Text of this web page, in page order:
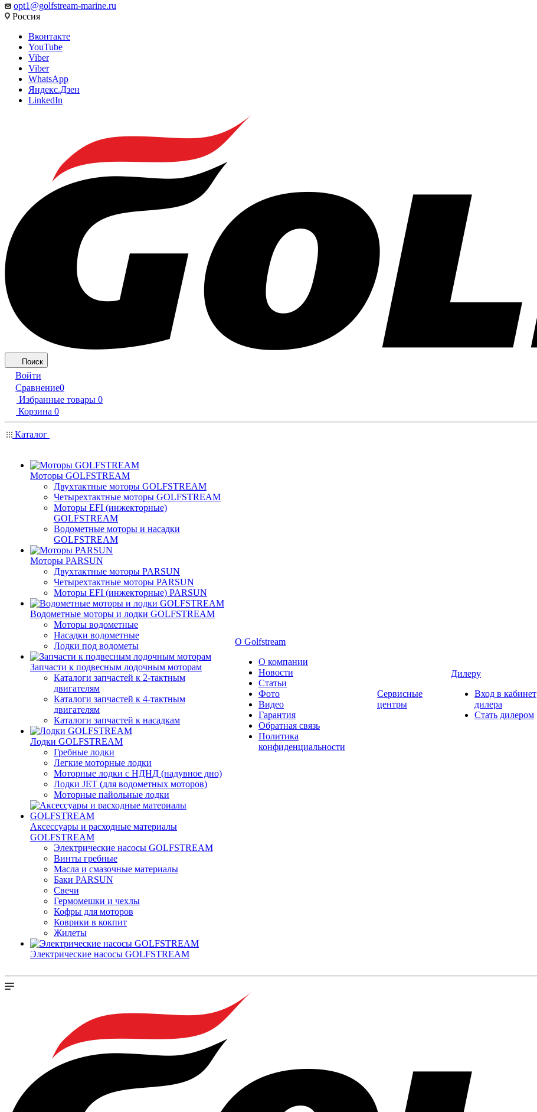
opt1@golfstream-marine.ru
Россия
Вконтакте
YouTube
Viber
Viber
WhatsApp
Яндекс.Дзен
LinkedIn
Поиск
Войти
Сравнение0
Избранные товары 0
Корзина 0
Каталог
Моторы GOLFSTREAM
Двухтактные моторы GOLFSTREAM
Четырехтактные моторы GOLFSTREAM
Моторы EFI (инжекторные)
GOLFSTREAM
Водометные моторы и насадки
GOLFSTREAM
Моторы PARSUN
Двухтактные моторы PARSUN
Четырехтактные моторы PARSUN
Моторы EFI (инжекторные) PARSUN
Водометные моторы и лодки GOLFSTREAM
Моторы водометные
Насадки водометные
Лодки под водометы
Запчасти к подвесным лодочным моторам
Каталоги запчастей к 2-тактным
двигателям
Каталоги запчастей к 4-тактным
двигателям
Каталоги запчастей к насадкам
Лодки GOLFSTREAM
Гребные лодки
Легкие моторные лодки
Моторные лодки с НДНД (надувное дно)
Лодки JET (для водометных моторов)
Моторные пайольные лодки
Аксессуары и расходные материалы
GOLFSTREAM
Электрические насосы GOLFSTREAM
Винты гребные
Масла и смазочные материалы
Баки PARSUN
Свечи
Гермомешки и чехлы
Кофры для моторов
Коврики в кокпит
Жилеты
Электрические насосы GOLFSTREAM
О Golfstream
О компании
Новости
Статьи
Фото
Видео
Гарантия
Обратная связь
Политика
конфиденциальности
Сервисные
центры
Дилеру
Вход в кабинет
дилера
Стать дилером